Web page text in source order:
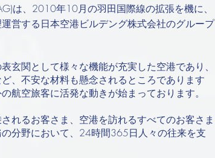
は、2010年10月の羽田国際線の拡張を機に、
営する日本空港ビルデング株式会社のグループ
玄関として様々な機能が充実した空港であり、
、不安な材料も懸念されるところであります
航空旅客に活発な動きが始まっております。
れるお客さま、空港を訪れるすべてのお客さま
分野において、24時間365日人々の往来を支